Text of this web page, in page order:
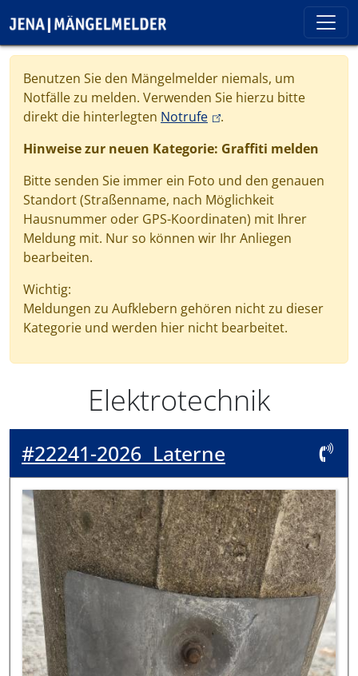
Benutzen Sie den Mängelmelder niemals, um
Notfälle zu melden. Verwenden Sie hierzu bitte
direkt die hinterlegten Notrufe(link is external)
.
Hinweise zur neuen Kategorie: Graffiti melden
Bitte senden Sie immer ein Foto und den genauen
Standort (Straßenname, nach Möglichkeit
Hausnummer oder GPS-Koordinaten) mit Ihrer
Meldung mit. Nur so können wir Ihr Anliegen
bearbeiten.
Wichtig:
Meldungen zu Aufklebern gehören nicht zu dieser
Kategorie und werden hier nicht bearbeitet.
Elektrotechnik
#22241-2026 Laterne